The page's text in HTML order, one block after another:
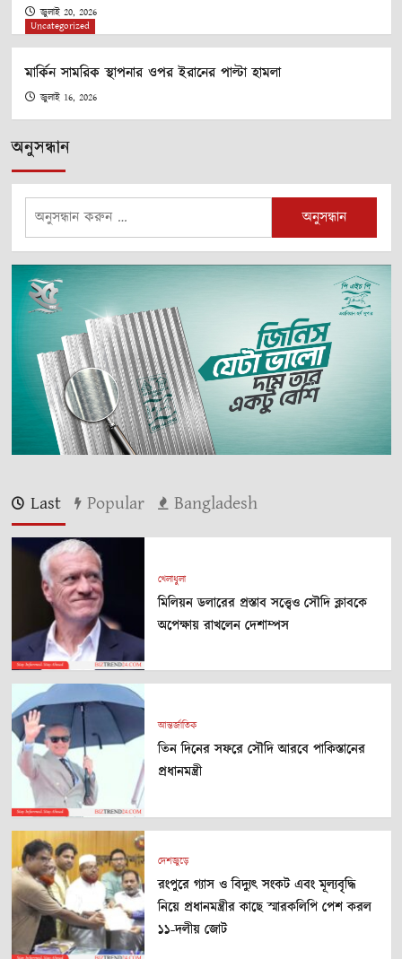
জুলাই 20, 2026
Uncategorized
মার্কিন সামরিক স্থাপনার ওপর ইরানের পাল্টা হামলা
জুলাই 16, 2026
অনুসন্ধান
অনুসন্ধানঃ
Last Popular Bangladesh
খেলাধুলা
মিলিয়ন ডলারের প্রস্তাব সত্ত্বেও সৌদি ক্লাবকে
অপেক্ষায় রাখলেন দেশাম্পস
আন্তর্জাতিক
তিন দিনের সফরে সৌদি আরবে পাকিস্তানের
প্রধানমন্ত্রী
দেশজুড়ে
রংপুরে গ্যাস ও বিদ্যুৎ সংকট এবং মূল্যবৃদ্ধি
নিয়ে প্রধানমন্ত্রীর কাছে স্মারকলিপি পেশ করল
১১-দলীয় জোট